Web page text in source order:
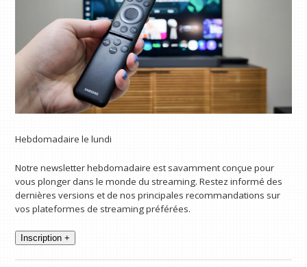
Hebdomadaire le lundi
Notre newsletter hebdomadaire est savamment conçue pour
vous plonger dans le monde du streaming. Restez informé des
dernières versions et de nos principales recommandations sur
vos plateformes de streaming préférées.
Inscription +